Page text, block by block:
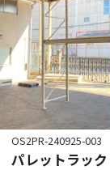
OS2PR-240925-003
パレットラック